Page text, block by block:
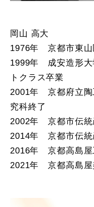
岡山 高大
1976年 京都市東山
1999年 成安造形大
トクラス卒業
2001年 京都府立陶
究科終了
2002年 京都市伝統
2014年 京都市伝統
2016年 京都高島
2021年 京都高島